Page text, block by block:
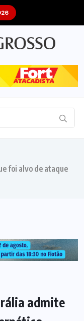
foi alvo de ataque
admite